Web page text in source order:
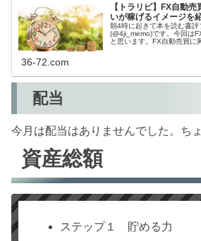
【トラリピ】FX自動
いが稼げるイメージを
朝4時に起きて本を読む書評
(@4ji_memo)です。今回は
と思います。FX自動売買に
36-72.com
配当
今月は配当はありませんでした。ち
資産総額
ステップ１ 貯める力